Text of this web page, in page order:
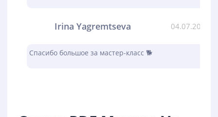
Irina Yagremtseva 04.07.2023
Спасибо большое за мастер-класс 🐕